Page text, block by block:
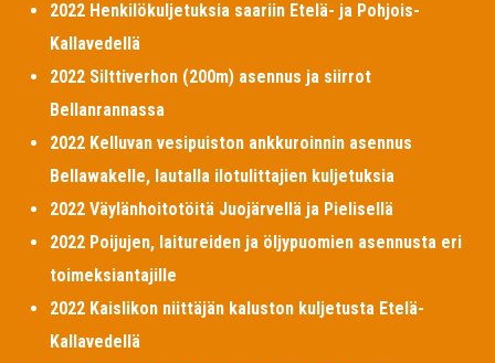
2022 Henkilökuljetuksia saariin Etelä- ja Pohjois-
Kallavedellä
2022 Silttiverhon (200m) asennus ja siirrot
Bellanrannassa
2022 Kelluvan vesipuiston ankkuroinnin asennus
Bellawakelle, lautalla ilotulittajien kuljetuksia
2022 Väylänhoitotöitä Juojärvellä ja Pielisellä
2022 Poijujen, laitureiden ja öljypuomien asennusta eri
toimeksiantajille
2022 Kaislikon niittäjän kaluston kuljetusta Etelä-
Kallavedellä